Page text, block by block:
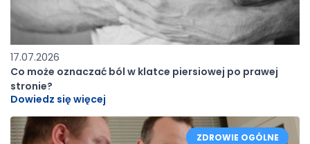
17.07.2026
Co może oznaczać ból w klatce piersiowej po prawej
stronie?
Dowiedz się więcej
ZDROWIE OGÓLNE